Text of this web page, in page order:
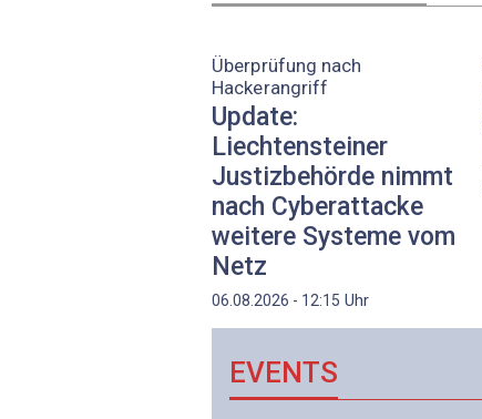
Überprüfung nach
Hackerangriff
Update:
Liechtensteiner
Justizbehörde nimmt
nach Cyberattacke
weitere Systeme vom
Netz
06.08.2026 - 12:15 Uhr
EVENTS